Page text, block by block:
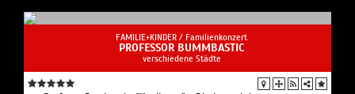
FAMILIE+KINDER / Familienkonzert
PROFESSOR BUMMBASTIC
verschiedene Städte